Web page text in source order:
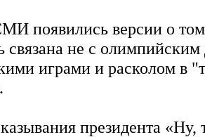
появились версии о
связана не с олимпийским
играми и расколом в
президента